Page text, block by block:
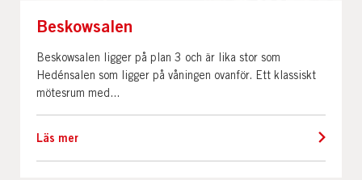
Beskowsalen
Beskowsalen ligger på plan 3 och är lika stor som
Hedénsalen som ligger på våningen ovanför. Ett klassiskt
mötesrum med...
Läs mer